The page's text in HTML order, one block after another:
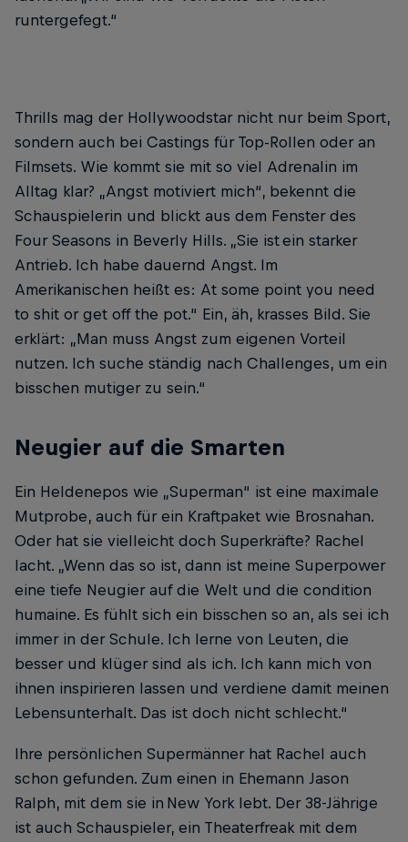
runtergefegt.“
Thrills mag der Hollywoodstar nicht nur beim Sport,
sondern auch bei Castings für Top-Rollen oder an
Filmsets. Wie kommt sie mit so viel Adrenalin im
Alltag klar? „Angst motiviert mich“, bekennt die
Schauspielerin und blickt aus dem Fenster des
Four Seasons in Beverly Hills. „Sie ist ein starker
Antrieb. Ich habe dauernd Angst. Im
Amerikanischen heißt es: At some point you need
to shit or get off the pot.“ Ein, äh, krasses Bild. Sie
erklärt: „Man muss Angst zum eigenen Vorteil
nutzen. Ich suche ständig nach Challenges, um ein
bisschen mutiger zu sein.“
Neugier auf die Smarten
Ein Heldenepos wie „Superman“ ist eine maximale
Mutprobe, auch für ein Kraftpaket wie Brosnahan.
Oder hat sie vielleicht doch Superkräfte? Rachel
lacht. „Wenn das so ist, dann ist meine Superpower
eine tiefe Neugier auf die Welt und die condition
humaine. Es fühlt sich ein bisschen so an, als sei ich
immer in der Schule. Ich lerne von Leuten, die
besser und klüger sind als ich. Ich kann mich von
ihnen inspirieren lassen und verdiene damit meinen
Lebensunterhalt. Das ist doch nicht schlecht.“
Ihre persönlichen Supermänner hat Rachel auch
schon gefunden. Zum einen in Ehemann Jason
Ralph, mit dem sie in New York lebt. Der 38-Jährige
ist auch Schauspieler, ein Theaterfreak mit dem